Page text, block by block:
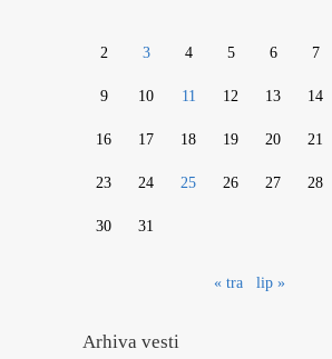
2 3 4 5 6 7
9 10 11 12 13 14
16 17 18 19 20 21
23 24 25 26 27 28
30 31
« tra lip »
Arhiva vesti